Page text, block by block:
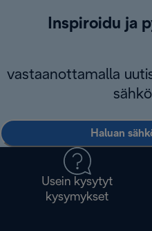
Inspiroidu ja
vastaanottamalla
Haluan
Usein kysytyt
kysymykset